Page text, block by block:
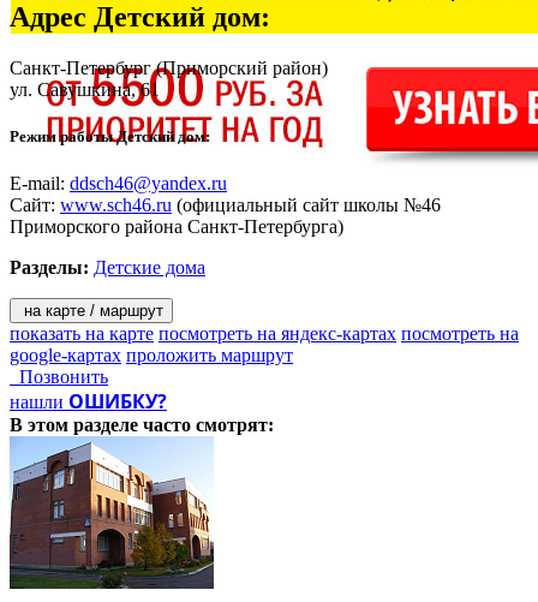
Адрес Детский дом:
Санкт-Петербург(Приморский район)
ул. Савушкина, 61
Режим работы Детский дом:
E-mail: ddsch46@yandex.ru
Сайт: www.sch46.ru (официальный сайт школы №46
Приморского района Санкт-Петербурга)
Разделы: Детские дома
на карте / маршрут
показать на карте посмотреть на яндекс-картах посмотреть на
google-картах проложить маршрут
Позвонить
нашли ОШИБКУ?
В этом разделе часто смотрят: